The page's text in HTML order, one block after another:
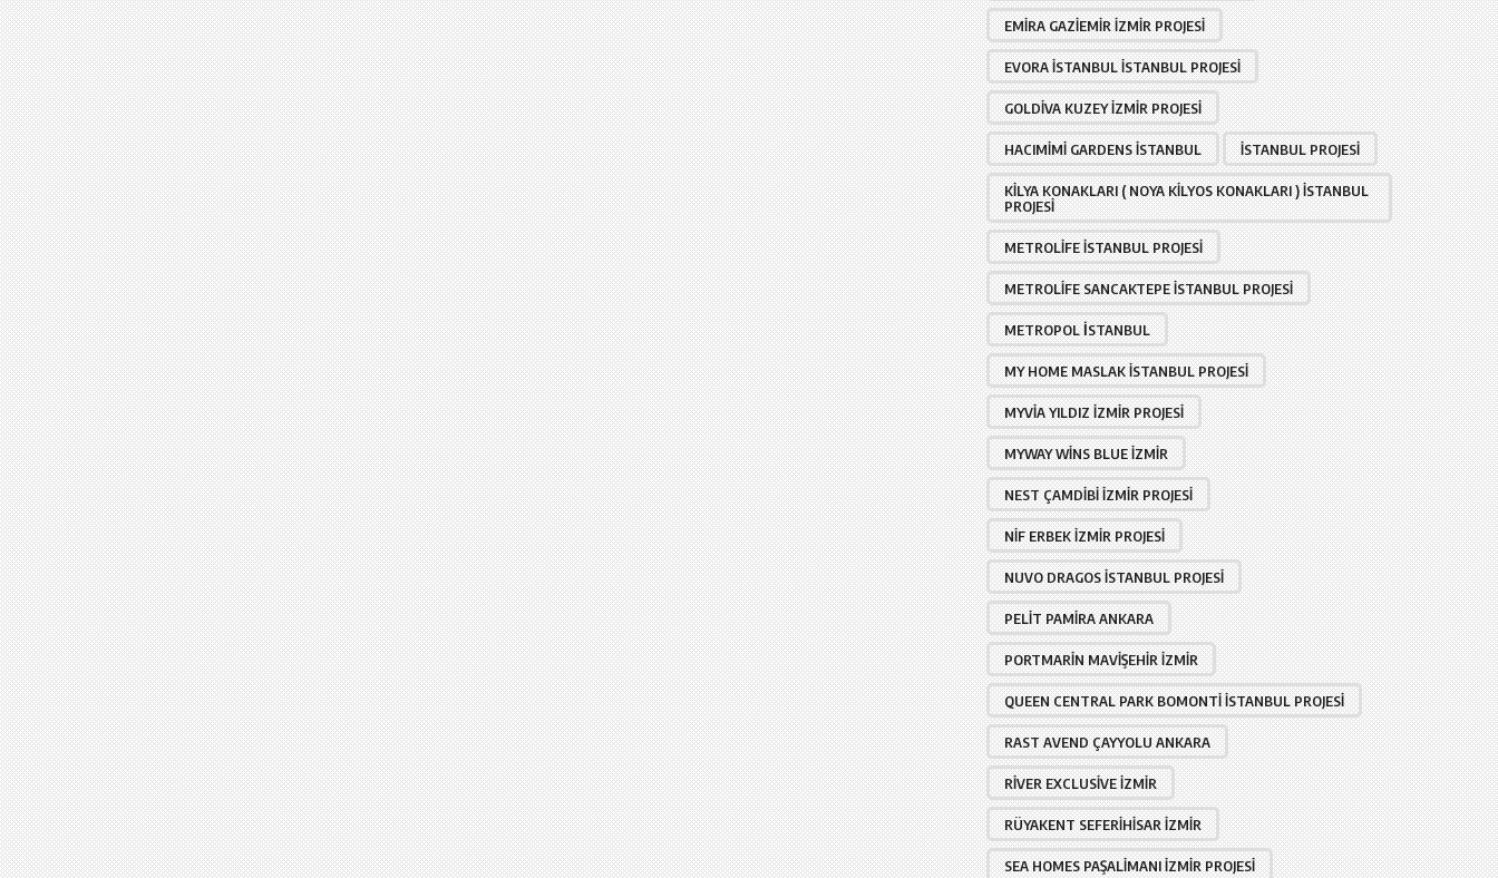
EMIRA GAZIEMIR İZMIR PROJESI
EVORA İSTANBUL İSTANBUL PROJESI
GOLDIVA KUZEY İZMIR PROJESI
HACIMIMI GARDENS İSTANBUL İSTANBUL PROJESI
KILYA KONAKLARI ( NOYA KILYOS KONAKLARI ) İSTANBUL
PROJESI
METROLIFE İSTANBUL PROJESI
METROLIFE SANCAKTEPE İSTANBUL PROJESI
METROPOL İSTANBUL
MY HOME MASLAK İSTANBUL PROJESI
MYVIA YILDIZ İZMIR PROJESI
MYWAY WINS BLUE İZMIR
NEST ÇAMDIBI İZMIR PROJESI
NIF ERBEK İZMIR PROJESI
NUVO DRAGOS İSTANBUL PROJESI
PELIT PAMIRA ANKARA
PORTMARIN MAVIŞEHIR İZMIR
QUEEN CENTRAL PARK BOMONTI İSTANBUL PROJESI
RAST AVEND ÇAYYOLU ANKARA
RIVER EXCLUSIVE İZMIR
RÜYAKENT SEFERIHISAR İZMIR
SEA HOMES PAŞALIMANI İZMIR PROJESI